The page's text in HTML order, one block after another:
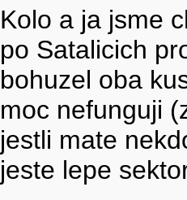
Kolo a ja jsme
po Satalicich
bohuzel oba
moc nefunguji
jestli mate
jeste lepe